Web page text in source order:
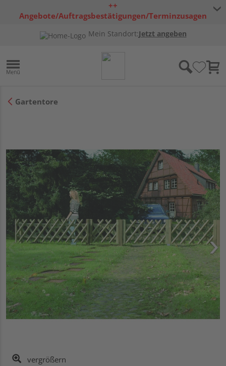
++
Angebote/Auftragsbestätigungen/Terminzusagen
Mein Standort:Jetzt angeben
Gartentore
vergrößern